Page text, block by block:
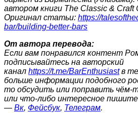
автором книги The Classic & Craft
Оригинал статьи: https://
bar/building-better-bars
От автора перевода:
Если вам понравился контент
подписывайтесь на авторский
канал https://t.me/BarEnthusiastв
больше информации подобного
то обсудить или поправить
или что-либо интересное
— Вк, Фейсбук, Телеграм.